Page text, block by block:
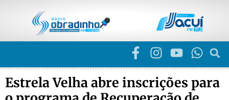
Estrela Velha abre inscrições para